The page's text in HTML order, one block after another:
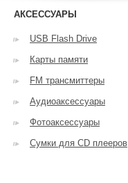
АКСЕССУАРЫ
USB Flash Drive
Карты памяти
FM трансмиттеры
Аудиоаксессуары
Фотоаксессуары
Сумки для CD плееров